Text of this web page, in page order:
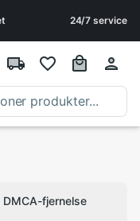
24/7 service
fjernelse